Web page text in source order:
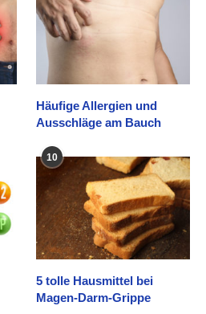
Häufige Allergien und
Ausschläge am Bauch
10
5 tolle Hausmittel bei
Magen-Darm-Grippe